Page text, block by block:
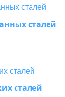
сталей
сталей